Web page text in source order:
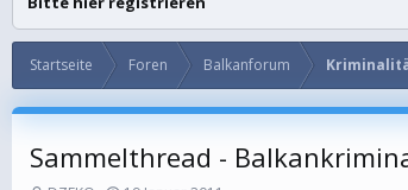
Startseite Foren Balkanforum
Sammelthread -